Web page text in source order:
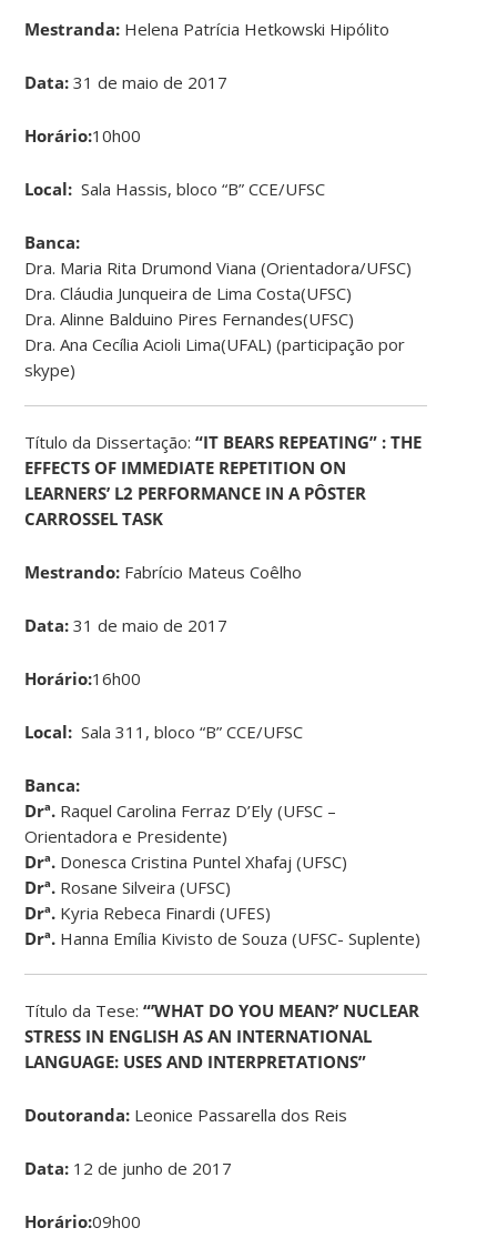
Mestranda: Helena Patrícia Hetkowski Hipólito
Data: 31 de maio de 2017
Horário:10h00
Local: Sala Hassis, bloco “B” CCE/UFSC
Banca:
Dra. Maria Rita Drumond Viana (Orientadora/UFSC)
Dra. Cláudia Junqueira de Lima Costa(UFSC)
Dra. Alinne Balduino Pires Fernandes(UFSC)
Dra. Ana Cecília Acioli Lima(UFAL) (participação por
skype)
Título da Dissertação:“IT BEARS REPEATING” : THE
EFFECTS OF IMMEDIATE REPETITION ON
LEARNERS’ L2 PERFORMANCE IN A PÔSTER
CARROSSEL TASK
Mestrando: Fabrício Mateus Coêlho
Data: 31 de maio de 2017
Horário:16h00
Local: Sala 311, bloco “B” CCE/UFSC
Banca:
Drª. Raquel Carolina Ferraz D’Ely (UFSC –
Orientadora e Presidente)
Drª. Donesca Cristina Puntel Xhafaj (UFSC)
Drª. Rosane Silveira (UFSC)
Drª. Kyria Rebeca Finardi (UFES)
Drª. Hanna Emília Kivisto de Souza (UFSC- Suplente)
Título da Tese:“’WHAT DO YOU MEAN?’ NUCLEAR
STRESS IN ENGLISH AS AN INTERNATIONAL
LANGUAGE: USES AND INTERPRETATIONS”
Doutoranda: Leonice Passarella dos Reis
Data: 12 de junho de 2017
Horário:09h00